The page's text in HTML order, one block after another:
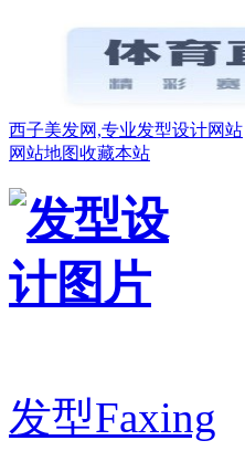
西子美发网,专业发型设计网站
网站地图收藏本站
发型Faxing